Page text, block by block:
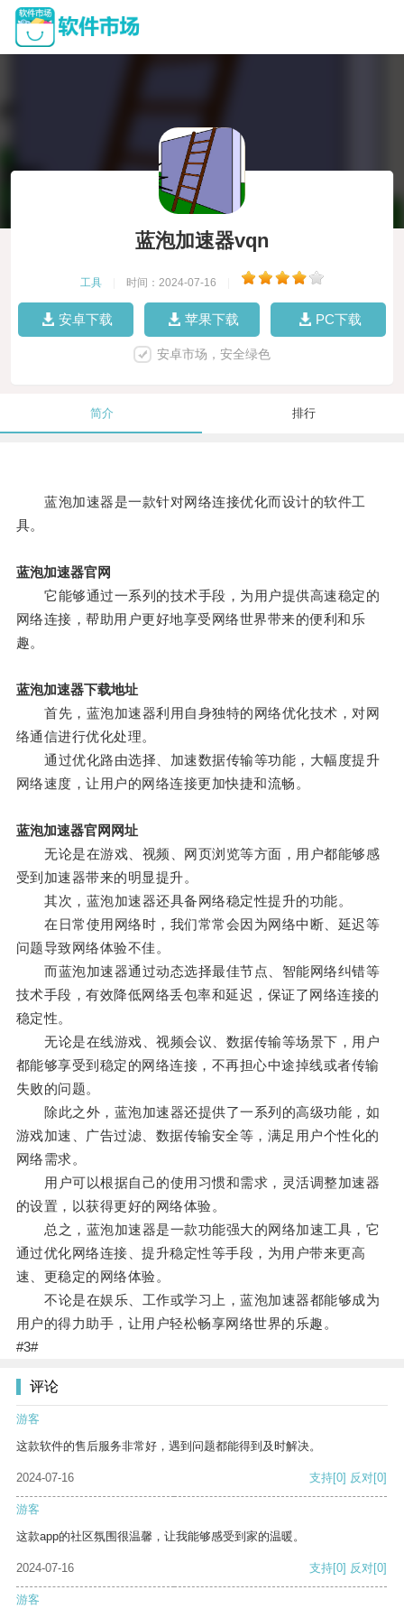
蓝泡加速器vqn
工具 时间：2024-07-16
安卓下载 苹果下载 PC下载
安卓市场，安全绿色
简介 排行
蓝泡加速器是一款针对网络连接优化而设计的软件工
具。
蓝泡加速器官网
它能够通过一系列的技术手段，为用户提供高速稳定的
网络连接，帮助用户更好地享受网络世界带来的便利和乐
趣。
蓝泡加速器下载地址
首先，蓝泡加速器利用自身独特的网络优化技术，对网
络通信进行优化处理。
通过优化路由选择、加速数据传输等功能，大幅度提升
网络速度，让用户的网络连接更加快捷和流畅。
蓝泡加速器官网网址
无论是在游戏、视频、网页浏览等方面，用户都能够感
受到加速器带来的明显提升。
其次，蓝泡加速器还具备网络稳定性提升的功能。
在日常使用网络时，我们常常会因为网络中断、延迟等
问题导致网络体验不佳。
而蓝泡加速器通过动态选择最佳节点、智能网络纠错等
技术手段，有效降低网络丢包率和延迟，保证了网络连接的
稳定性。
无论是在线游戏、视频会议、数据传输等场景下，用户
都能够享受到稳定的网络连接，不再担心中途掉线或者传输
失败的问题。
除此之外，蓝泡加速器还提供了一系列的高级功能，如
游戏加速、广告过滤、数据传输安全等，满足用户个性化的
网络需求。
用户可以根据自己的使用习惯和需求，灵活调整加速器
的设置，以获得更好的网络体验。
总之，蓝泡加速器是一款功能强大的网络加速工具，它
通过优化网络连接、提升稳定性等手段，为用户带来更高
速、更稳定的网络体验。
不论是在娱乐、工作或学习上，蓝泡加速器都能够成为
用户的得力助手，让用户轻松畅享网络世界的乐趣。
#3#
评论
游客
这款软件的售后服务非常好，遇到问题都能得到及时解决。
2024-07-16 支持[0] 反对[0]
游客
这款app的社区氛围很温馨，让我能够感受到家的温暖。
2024-07-16 支持[0] 反对[0]
游客